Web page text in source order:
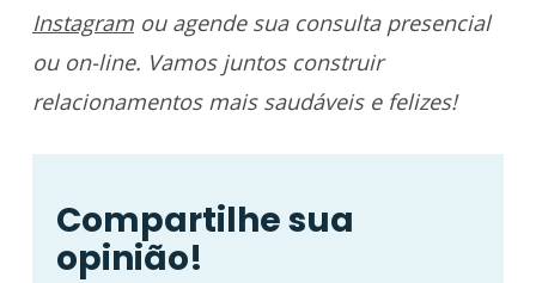
Instagramou agende sua consulta presencial
ou on-line. Vamos juntos construir
relacionamentos mais saudáveis e felizes!
Compartilhe sua
opinião!